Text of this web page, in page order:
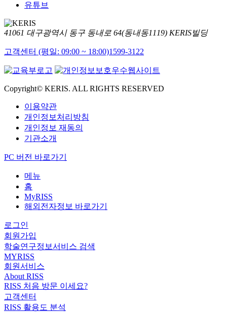
유튜브
41061 대구광역시 동구 동내로 64(동내동1119) KERIS빌딩
고객센터 (평일: 09:00 ~ 18:00)1599-3122
Copyright© KERIS. ALL RIGHTS RESERVED
이용약관
개인정보처리방침
개인정보 재동의
기관소개
PC 버전 바로가기
메뉴
홈
MyRISS
해외전자정보 바로가기
로그인
회원가입
학술연구정보서비스 검색
MYRISS
회원서비스
About RISS
RISS 처음 방문 이세요?
고객센터
RISS 활용도 분석